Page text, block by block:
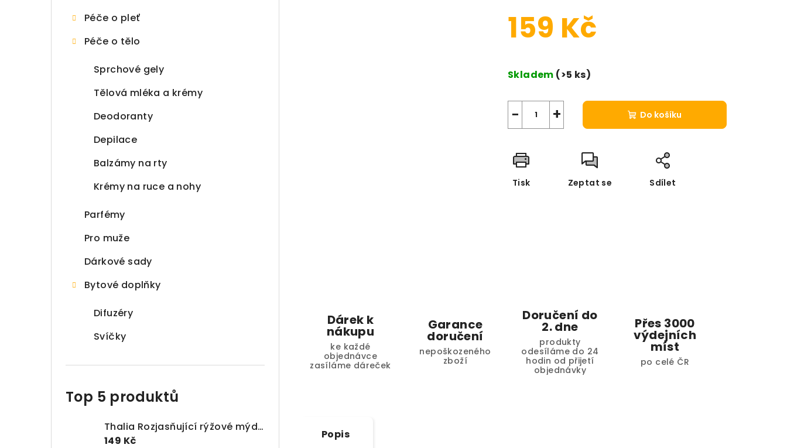
Péče o pleť
Péče o tělo
Sprchové gely
Tělová mléka a krémy
Deodoranty
Depilace
Balzámy na rty
Krémy na ruce a nohy
Parfémy
Pro muže
Dárkové sady
Bytové doplňky
Difuzéry
Svíčky
Top 5 produktů
Thalia Rozjasňující rýžové mýdlo – Rice Soap (150 g)
149 Kč
159 Kč
Skladem (>5 ks)
+
− Do košíku
Tisk Zeptat se Sdílet
Dárek k
nákupu
ke každé
objednávce
zasíláme dáreček
Garance
doručení
nepoškozeného
zboží
Doručení do
2. dne
produkty
odesíláme do 24
hodin od přijetí
objednávky
Přes 3000
výdejních
míst
po celé ČR
Popis